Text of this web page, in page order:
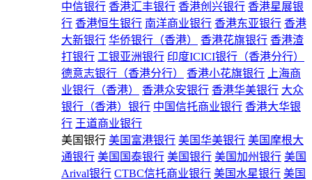
中信银行 香港汇丰银行 香港创兴银行 香港星展银
行 香港恒生银行 南洋商业银行 香港东亚银行 香港
大新银行 华侨银行（香港） 香港花旗银行 香港渣
打银行 工银亚洲银行 印度ICICI银行（香港分行）
德意志银行（香港分行）
香港小花旗银行
上海商
业银行（香港）
香港众安银行 香港华美银行 大众
银行（香港）银行 中国信托商业银行 香港大华银
行 王道商业银行
美国银行 美国富港银行 美国华美银行 美国摩根大
通银行 美国国泰银行 美国银行 美国加州银行 美国
Arival银行 CTBC信托商业银行 美国水星银行 美国